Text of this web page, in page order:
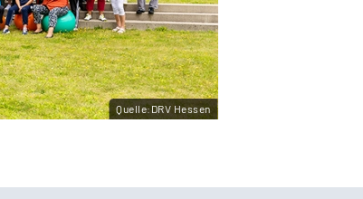
Quelle:DRV Hessen